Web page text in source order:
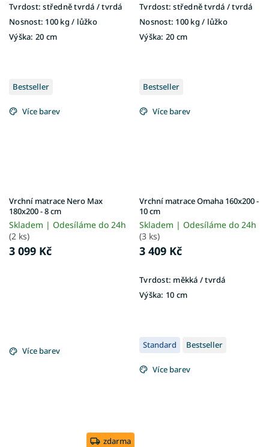
Tvrdost: středně tvrdá / tvrdá
Nosnost: 100 kg ​​​​​/ lůžko
Výška: 20 cm
Tvrdost: středně tvrdá / tvrdá
Nosnost: 100 kg ​​​​​/ lůžko
Výška: 20 cm
Bestseller
Více barev
Vrchní matrace Nero Max
180x200 - 8 cm
Skladem | Odesíláme do 24h
(2 ks)
3 099 Kč
Bestseller
Více barev
Vrchní matrace Omaha 160x200 -
10 cm
Skladem | Odesíláme do 24h
(3 ks)
3 409 Kč
Tvrdost: měkká / tvrdá
Výška: 10 cm
Více barev
zdarma
Standard Bestseller
Více barev